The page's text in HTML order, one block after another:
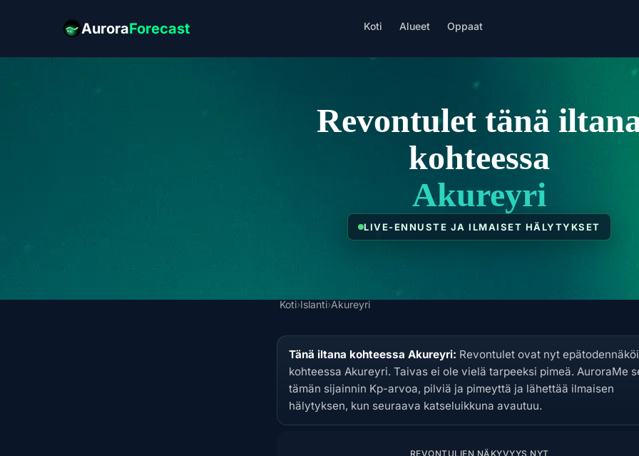
AuroraForecast Koti Alueet Oppaat
Revontulet tänä
kohteessa
Akureyri
LIVE-ENNUSTE JA ILMAISET HÄLYTYKSET
Koti›Islanti›Akureyri
Tänä iltana kohteessa Akureyri: Revontulet ovat nyt
kohteessa Akureyri. Taivas ei ole vielä tarpeeksi pimeä. AuroraMe
tämän sijainnin Kp-arvoa, pilviä ja pimeyttä ja lähettää ilmaisen
hälytyksen, kun seuraava katseluikkuna avautuu.
REVONTULIEN NÄKYVYYS NYT